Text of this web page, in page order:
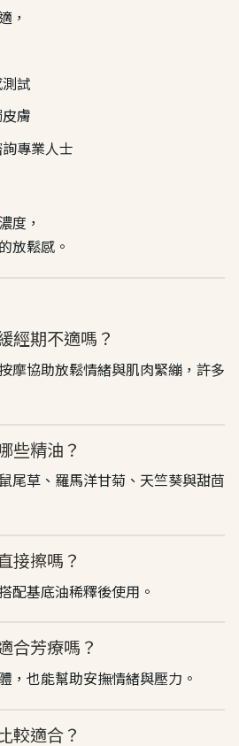
，
試
膚
專業人士
度，
放鬆感。
經期不適嗎？
摩協助放鬆情緒與肌肉緊繃，許多
些精油？
尾草、羅馬洋甘菊、天竺葵與甜茴
接擦嗎？
配基底油稀釋後使用。
合芳療嗎？
，也能幫助安撫情緒與壓力。
較適合？